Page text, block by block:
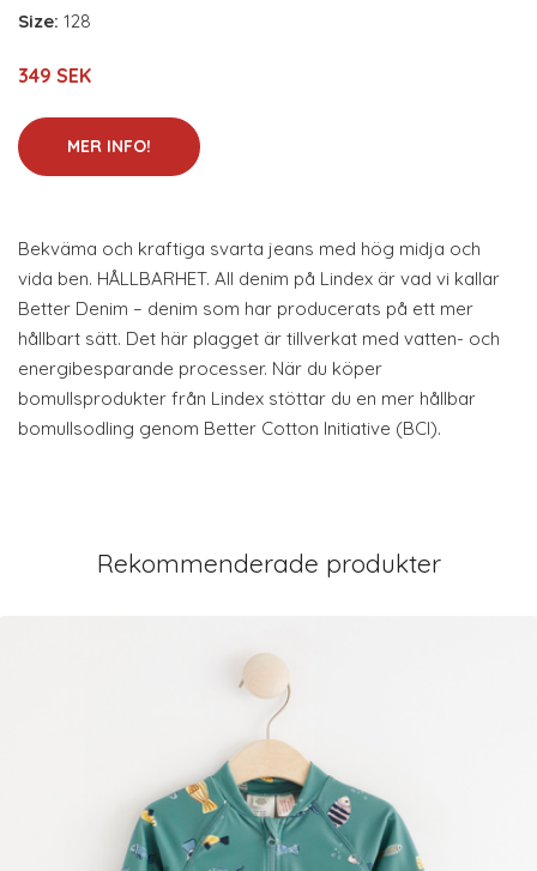
Size: 128
349 SEK
MER INFO!
Bekväma och kraftiga svarta jeans med hög midja och
vida ben. HÅLLBARHET. All denim på Lindex är vad vi kallar
Better Denim – denim som har producerats på ett mer
hållbart sätt. Det här plagget är tillverkat med vatten- och
energibesparande processer. När du köper
bomullsprodukter från Lindex stöttar du en mer hållbar
bomullsodling genom Better Cotton Initiative (BCI).
Rekommenderade produkter